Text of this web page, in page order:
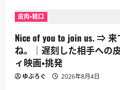
皮肉・軽口
Nice of you to join us. ⇒
ね。｜遅刻した相手への
ィ映画・挑発
ゆぶろぐ 2026年8月4日